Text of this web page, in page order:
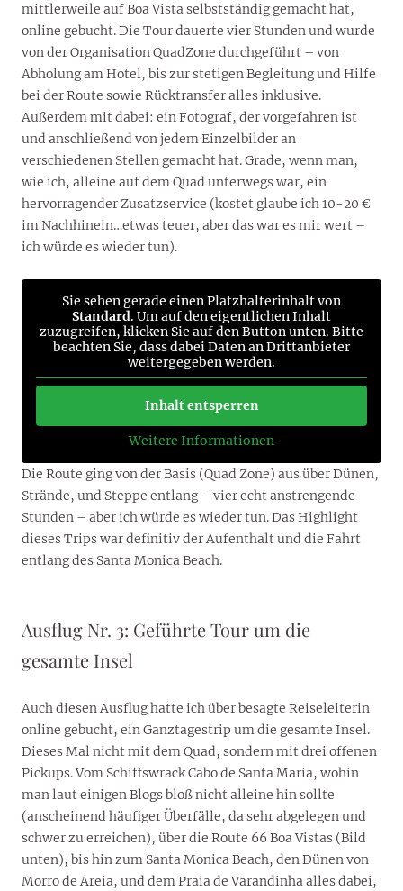
mittlerweile auf Boa Vista selbstständig gemacht hat,
online gebucht. Die Tour dauerte vier Stunden und wurde
von der Organisation QuadZone durchgeführt – von
Abholung am Hotel, bis zur stetigen Begleitung und Hilfe
bei der Route sowie Rücktransfer alles inklusive.
Außerdem mit dabei: ein Fotograf, der vorgefahren ist
und anschließend von jedem Einzelbilder an
verschiedenen Stellen gemacht hat. Grade, wenn man,
wie ich, alleine auf dem Quad unterwegs war, ein
hervorragender Zusatzservice (kostet glaube ich 10-20 €
im Nachhinein…etwas teuer, aber das war es mir wert –
ich würde es wieder tun).
Sie sehen gerade einen Platzhalterinhalt von
Standard. Um auf den eigentlichen Inhalt
zuzugreifen, klicken Sie auf den Button unten. Bitte
beachten Sie, dass dabei Daten an Drittanbieter
weitergegeben werden.
Inhalt entsperren
Weitere Informationen
Die Route ging von der Basis (Quad Zone) aus über Dünen,
Strände, und Steppe entlang – vier echt anstrengende
Stunden – aber ich würde es wieder tun. Das Highlight
dieses Trips war definitiv der Aufenthalt und die Fahrt
entlang des Santa Monica Beach.
Ausflug Nr. 3: Geführte Tour um die
gesamte Insel
Auch diesen Ausflug hatte ich über besagte Reiseleiterin
online gebucht, ein Ganztagestrip um die gesamte Insel.
Dieses Mal nicht mit dem Quad, sondern mit drei offenen
Pickups. Vom Schiffswrack Cabo de Santa Maria, wohin
man laut einigen Blogs bloß nicht alleine hin sollte
(anscheinend häufiger Überfälle, da sehr abgelegen und
schwer zu erreichen), über die Route 66 Boa Vistas (Bild
unten), bis hin zum Santa Monica Beach, den Dünen von
Morro de Areia, und dem Praia de Varandinha alles dabei,